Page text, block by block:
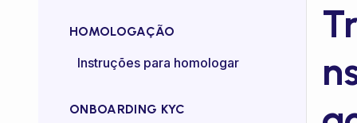
HOMOLOGAÇÃO
Instruções para homologar
ONBOARDING KYC